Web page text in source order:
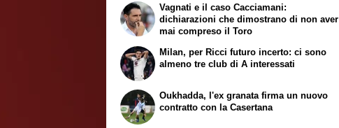
Vagnati e il caso Cacciamani:
dichiarazioni che dimostrano di non aver
mai compreso il Toro
Milan, per Ricci futuro incerto: ci sono
almeno tre club di A interessati
Oukhadda, l'ex granata firma un nuovo
contratto con la Casertana